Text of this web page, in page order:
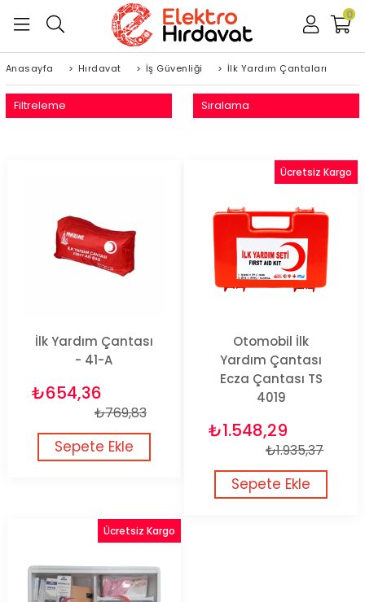
0
Anasayfa > Hırdavat > İş Güvenliği > İlk Yardım Çantaları
Filtreleme Sıralama
İlk Yardım Çantası
- 41-A
₺654,36
₺769,83
Sepete Ekle
Otomobil İlk
Yardım Çantası
Ecza Çantası TS
4019
₺1.548,29
₺1.935,37
Sepete Ekle
Ücretsiz Kargo
Ücretsiz Kargo